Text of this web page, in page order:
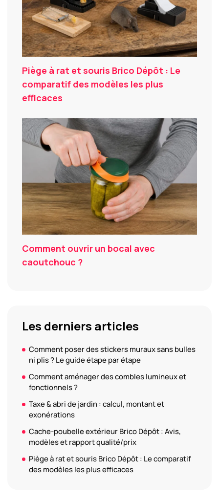
Piège à rat et souris Brico Dépôt : Le
comparatif des modèles les plus
efficaces
Comment ouvrir un bocal avec
caoutchouc ?
Les derniers articles
Comment poser des stickers muraux sans bulles
ni plis ? Le guide étape par étape
Comment aménager des combles lumineux et
fonctionnels ?
Taxe & abri de jardin : calcul, montant et
exonérations
Cache-poubelle extérieur Brico Dépôt : Avis,
modèles et rapport qualité/prix
Piège à rat et souris Brico Dépôt : Le comparatif
des modèles les plus efficaces